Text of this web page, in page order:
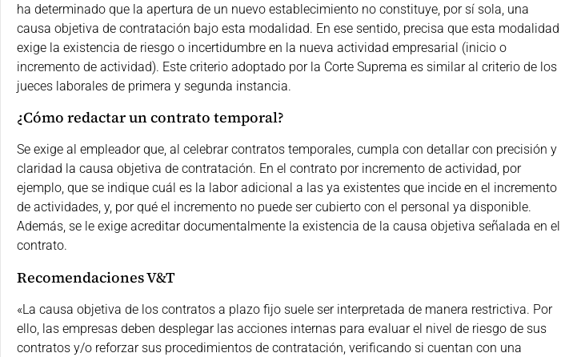
ha determinado que la apertura de un nuevo establecimiento no constituye, por sí sola, una
causa objetiva de contratación bajo esta modalidad. En ese sentido, precisa que esta modalidad
exige la existencia de riesgo o incertidumbre en la nueva actividad empresarial (inicio o
incremento de actividad). Este criterio adoptado por la Corte Suprema es similar al criterio de los
jueces laborales de primera y segunda instancia.
¿Cómo redactar un contrato temporal?
Se exige al empleador que, al celebrar contratos temporales, cumpla con detallar con precisión y
claridad la causa objetiva de contratación. En el contrato por incremento de actividad, por
ejemplo, que se indique cuál es la labor adicional a las ya existentes que incide en el incremento
de actividades, y, por qué el incremento no puede ser cubierto con el personal ya disponible.
Además, se le exige acreditar documentalmente la existencia de la causa objetiva señalada en el
contrato.
Recomendaciones V&T
«La causa objetiva de los contratos a plazo fijo suele ser interpretada de manera restrictiva. Por
ello, las empresas deben desplegar las acciones internas para evaluar el nivel de riesgo de sus
contratos y/o reforzar sus procedimientos de contratación, verificando si cuentan con una